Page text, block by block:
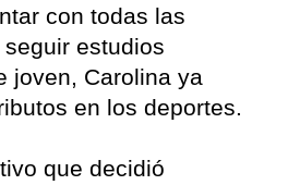
con todas las
estudios
joven, Carolina ya
en los deportes.
que decidió